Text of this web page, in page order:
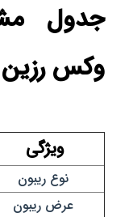
جدول
وکس رزین 300×40 میلی‌ متر
ویژگی
نوع ریبون
عرض ریبون